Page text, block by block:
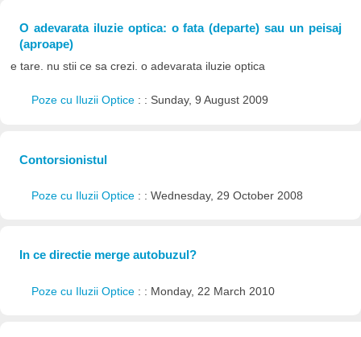
O adevarata iluzie optica: o fata (departe) sau un peisaj
(aproape)
e tare. nu stii ce sa crezi. o adevarata iluzie optica
Poze cu Iluzii Optice : : Sunday, 9 August 2009
Contorsionistul
Poze cu Iluzii Optice : : Wednesday, 29 October 2008
In ce directie merge autobuzul?
Poze cu Iluzii Optice : : Monday, 22 March 2010